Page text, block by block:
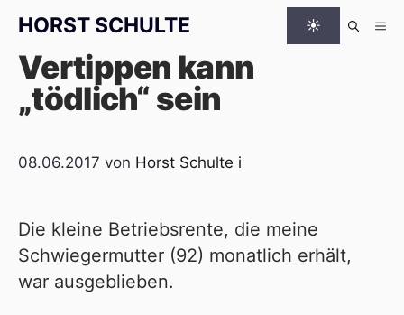
HORST SCHULTE ☀
Vertippen kann
„tödlich“ sein
08.06.2017 von Horst Schulte i
Die kleine Betriebsrente, die meine
Schwiegermutter (92) monatlich erhält,
war ausgeblieben.